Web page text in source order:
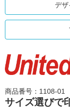
デザ
商品番号：1108-01
サイズ選びで